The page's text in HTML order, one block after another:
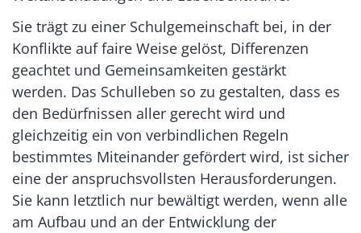
Sie trägt zu einer Schulgemeinschaft bei, in der
Konflikte auf faire Weise gelöst, Differenzen
geachtet und Gemeinsamkeiten gestärkt
werden. Das Schulleben so zu gestalten, dass es
den Bedürfnissen aller gerecht wird und
gleichzeitig ein von verbindlichen Regeln
bestimmtes Miteinander gefördert wird, ist sicher
eine der anspruchsvollsten Herausforderungen.
Sie kann letztlich nur bewältigt werden, wenn alle
am Aufbau und an der Entwicklung der